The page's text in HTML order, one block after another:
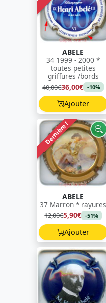
ABELE
34 1999 - 2000 *
toutes petites
griffures /bords
40,00€36,00€ -10%
Ajouter
Dernière !
ABELE
37 Marron * rayures
12,00€5,90€ -51%
Ajouter